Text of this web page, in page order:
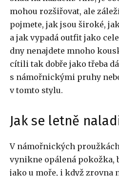
mohou rozšiřovat, ale
pojmete, jak jsou široké,
a jak vypadá outfit jako
dny nenajdete mnoho
cítili tak dobře jako třeba
s námořnickými pruhy
v tomto stylu.
Jak se letně
V námořnických
vynikne opálená pokožka,
jako u moře, i když zrovna